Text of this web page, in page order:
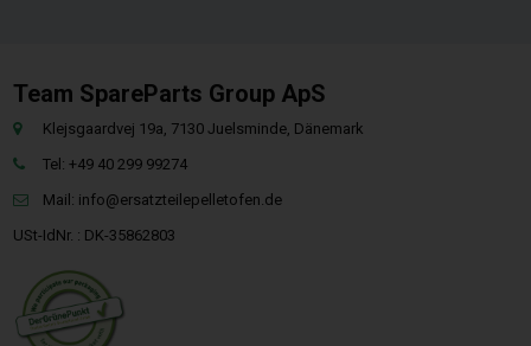
Team SpareParts Group ApS
Klejsgaardvej 19a, 7130 Juelsminde, Dänemark
Tel: +49 40 299 99274
Mail: info@ersatzteilepelletofen.de
USt-IdNr. : DK-35862803